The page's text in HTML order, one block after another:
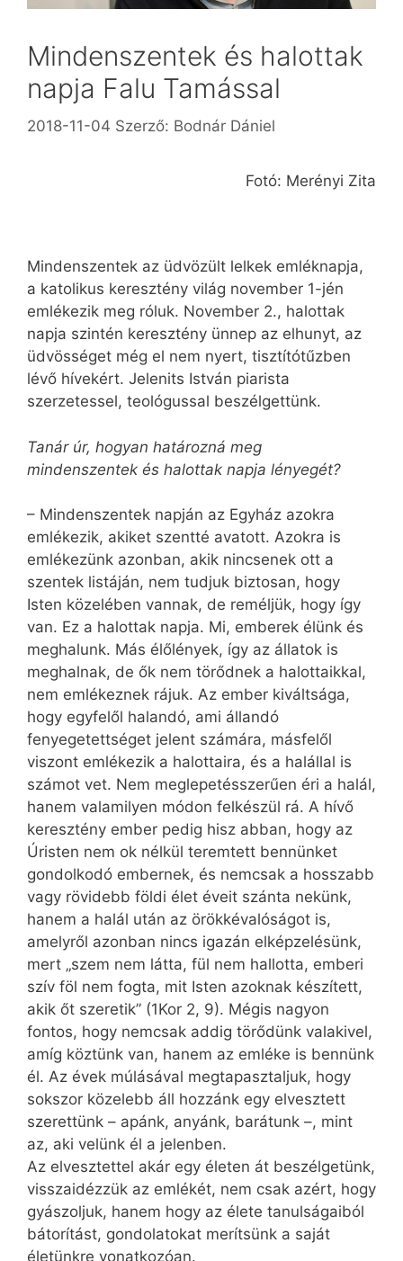
Mindenszentek és halottak
napja Falu Tamással
2018-11-04 Szerző: Bodnár Dániel
Fotó: Merényi Zita
Mindenszentek az üdvözült lelkek emléknapja,
a katolikus keresztény világ november 1-jén
emlékezik meg róluk. November 2., halottak
napja szintén keresztény ünnep az elhunyt, az
üdvösséget még el nem nyert, tisztítótűzben
lévő hívekért. Jelenits István piarista
szerzetessel, teológussal beszélgettünk.
Tanár úr, hogyan határozná meg
mindenszentek és halottak napja lényegét?
– Mindenszentek napján az Egyház azokra
emlékezik, akiket szentté avatott. Azokra is
emlékezünk azonban, akik nincsenek ott a
szentek listáján, nem tudjuk biztosan, hogy
Isten közelében vannak, de reméljük, hogy így
van. Ez a halottak napja. Mi, emberek élünk és
meghalunk. Más élőlények, így az állatok is
meghalnak, de ők nem törődnek a halottaikkal,
nem emlékeznek rájuk. Az ember kiváltsága,
hogy egyfelől halandó, ami állandó
fenyegetettséget jelent számára, másfelől
viszont emlékezik a halottaira, és a halállal is
számot vet. Nem meglepetésszerűen éri a halál,
hanem valamilyen módon felkészül rá. A hívő
keresztény ember pedig hisz abban, hogy az
Úristen nem ok nélkül teremtett bennünket
gondolkodó embernek, és nemcsak a hosszabb
vagy rövidebb földi élet éveit szánta nekünk,
hanem a halál után az örökkévalóságot is,
amelyről azonban nincs igazán elképzelésünk,
mert „szem nem látta, fül nem hallotta, emberi
szív föl nem fogta, mit Isten azoknak készített,
akik őt szeretik” (1Kor 2, 9). Mégis nagyon
fontos, hogy nemcsak addig törődünk valakivel,
amíg köztünk van, hanem az emléke is bennünk
él. Az évek múlásával megtapasztaljuk, hogy
sokszor közelebb áll hozzánk egy elvesztett
szerettünk – apánk, anyánk, barátunk –, mint
az, aki velünk él a jelenben.
Az elvesztettel akár egy életen át beszélgetünk,
visszaidézzük az emlékét, nem csak azért, hogy
gyászoljuk, hanem hogy az élete tanulságaiból
bátorítást, gondolatokat merítsünk a saját
életünkre vonatkozóan.